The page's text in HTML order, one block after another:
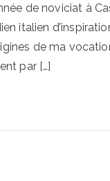
de noviciat à
italien
de ma
par […]